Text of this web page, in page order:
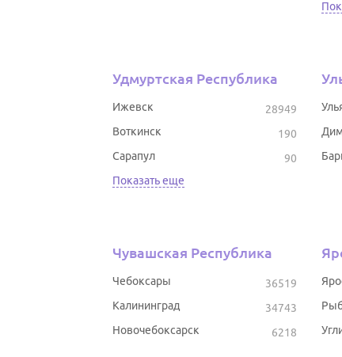
Удмуртская Республика
28949
Ижевск
190
Воткинск
90
Сарапул
Показать еще
Чувашская Республика
36519
Чебоксары
34743
Калининград
6218
Новочебоксарск